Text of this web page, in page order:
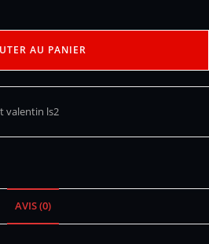
AU PANIER
valentin ls2
AVIS (0)